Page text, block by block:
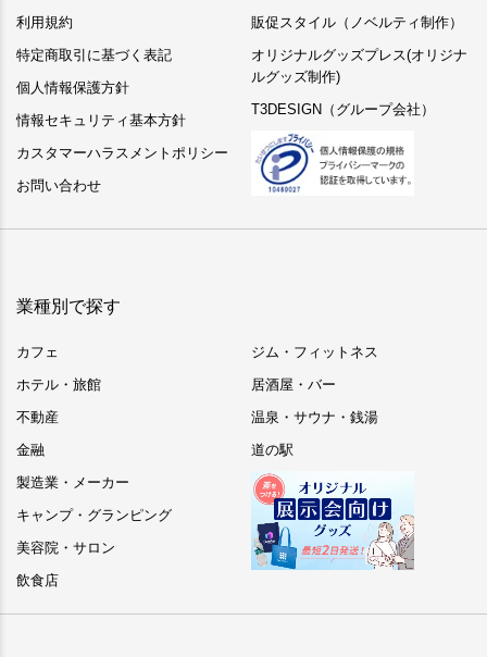
利用規約
特定商取引に基づく表記
個人情報保護方針
情報セキュリティ基本方針
カスタマーハラスメントポリシー
お問い合わせ
販促スタイル（ノベルティ制作）
オリジナルグッズプレス(オリジナ
ルグッズ制作)
T3DESIGN（グループ会社）
業種別で探す
カフェ
ホテル・旅館
不動産
金融
製造業・メーカー
キャンプ・グランピング
美容院・サロン
飲食店
ジム・フィットネス
居酒屋・バー
温泉・サウナ・銭湯
道の駅